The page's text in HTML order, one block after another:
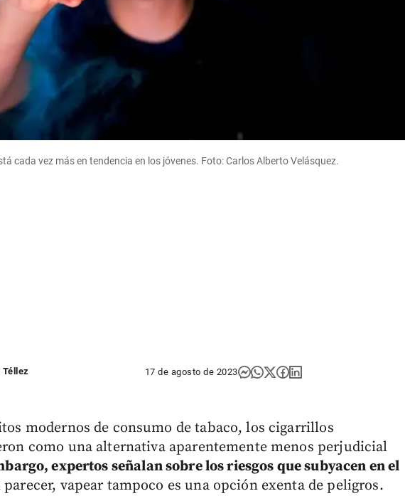
cada vez más en tendencia en los jóvenes. Foto: Carlos Alberto Velásquez.
Téllez 17 de agosto de 2023
modernos de consumo de tabaco, los cigarrillos
como una alternativa aparentemente menos perjudicial
expertos señalan sobre los riesgos que subyacen en el
parecer, vapear tampoco es una opción exenta de peligros.